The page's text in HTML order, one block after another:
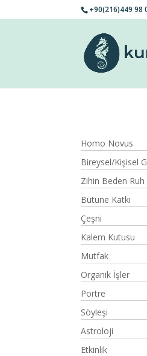
+90(216)449 98
Homo Novus
Bireysel/Kişisel
Zihin Beden Ruh
Bütüne Katkı
Çeşni
Kalem Kutusu
Mutfak
Organik İşler
Portre
Söyleşi
Astroloji
Etkinlik